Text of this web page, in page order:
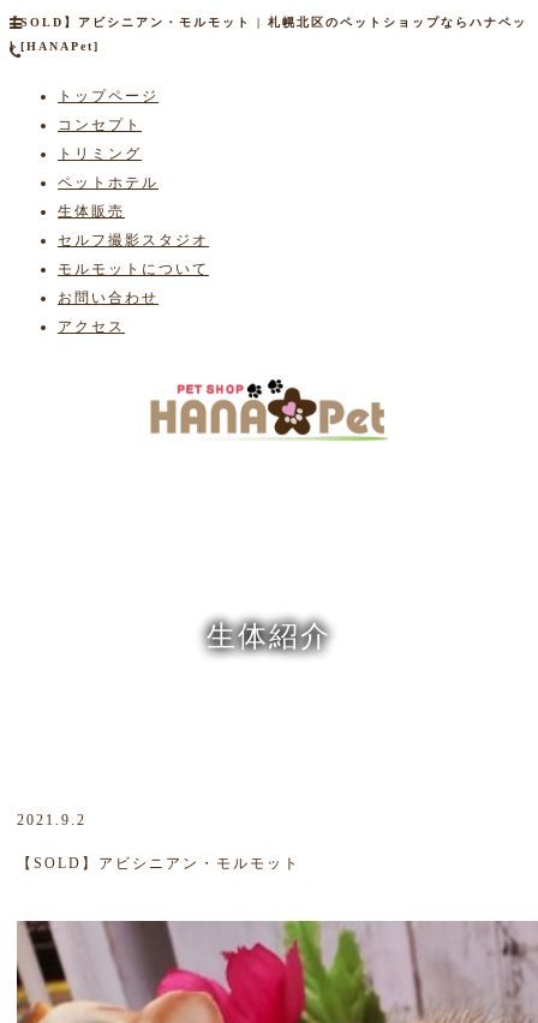
【SOLD】アビシニアン・モルモット | 札幌北区のペットショップならハナペッ
ト[HANAPet]
トップページ
コンセプト
トリミング
ペットホテル
生体販売
セルフ撮影スタジオ
モルモットについて
お問い合わせ
アクセス
生体紹介
2021.9.2
【SOLD】アビシニアン・モルモット